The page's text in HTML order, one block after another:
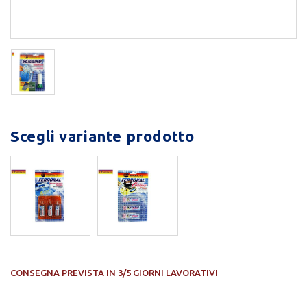
Scegli variante prodotto
CONSEGNA PREVISTA IN 3/5 GIORNI LAVORATIVI